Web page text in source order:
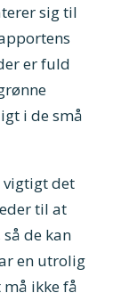
sig til
er fuld
i de små
vigtigt det
til at
de kan
en utrolig
ikke få